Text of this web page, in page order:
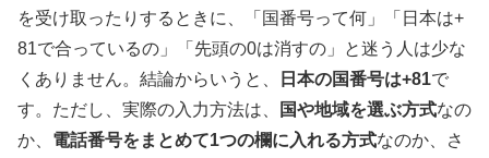
を受け取ったりするときに、「国番号って何」「日本は+
81で合っているの」「先頭の0は消すの」と迷う人は少な
くありません。結論からいうと、
日本の国番号は+81で
す。ただし、実際の入力方法は、
国や地域を選ぶ方式なの
か、 電話番号をまとめて1つの欄に入れる方式なのか、さ